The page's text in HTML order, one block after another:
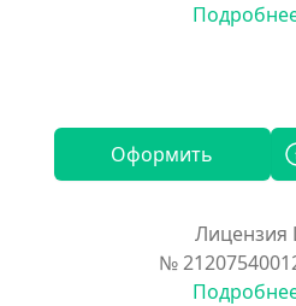
Оформить
Лицензия
№